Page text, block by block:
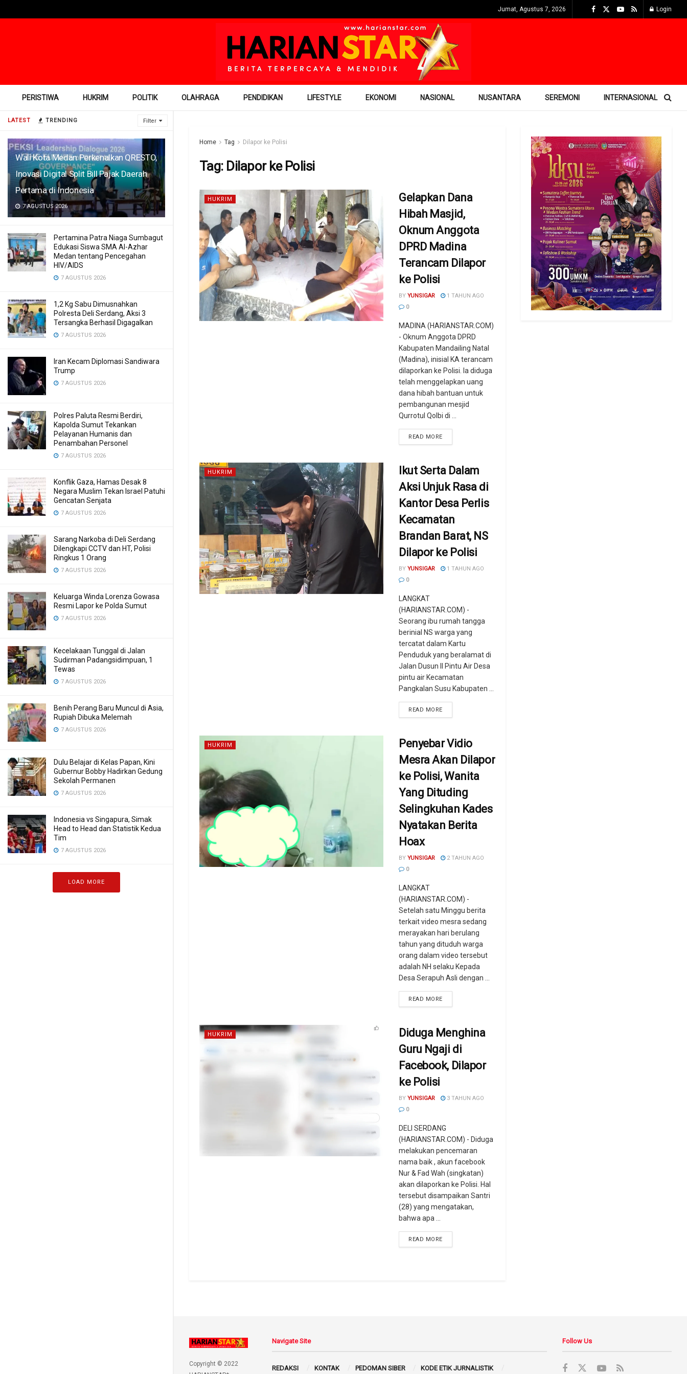
LATEST TRENDING Filter
Wali Kota Medan Perkenalkan QRESTO,
Inovasi Digital Split Bill Pajak Daerah
Pertama di Indonesia
7 AGUSTUS 2026
Pertamina Patra Niaga Sumbagut
Edukasi Siswa SMA Al-Azhar
Medan tentang Pencegahan
HIV/AIDS
7 AGUSTUS 2026
1,2 Kg Sabu Dimusnahkan
Polresta Deli Serdang, Aksi 3
Tersangka Berhasil Digagalkan
7 AGUSTUS 2026
Iran Kecam Diplomasi Sandiwara
Trump
7 AGUSTUS 2026
Polres Paluta Resmi Berdiri,
Kapolda Sumut Tekankan
Pelayanan Humanis dan
Penambahan Personel
7 AGUSTUS 2026
Konflik Gaza, Hamas Desak 8
Negara Muslim Tekan Israel Patuhi
Gencatan Senjata
7 AGUSTUS 2026
Sarang Narkoba di Deli Serdang
Dilengkapi CCTV dan HT, Polisi
Ringkus 1 Orang
7 AGUSTUS 2026
Keluarga Winda Lorenza Gowasa
Resmi Lapor ke Polda Sumut
7 AGUSTUS 2026
Kecelakaan Tunggal di Jalan
Sudirman Padangsidimpuan, 1
Tewas
7 AGUSTUS 2026
Benih Perang Baru Muncul di Asia,
Rupiah Dibuka Melemah
7 AGUSTUS 2026
Dulu Belajar di Kelas Papan, Kini
Gubernur Bobby Hadirkan Gedung
Sekolah Permanen
7 AGUSTUS 2026
Indonesia vs Singapura, Simak
Head to Head dan Statistik Kedua
Tim
7 AGUSTUS 2026
LOAD MORE
Jumat, Agustus 7, 2026 Login
PERISTIWA HUKRIM POLITIK OLAHRAGA PENDIDIKAN LIFESTYLE EKONOMI NASIONAL NUSANTARA SEREMONI INTERNASIONAL
Home Tag Dilapor ke Polisi
Tag: Dilapor ke Polisi
HUKRIM
Gelapkan Dana
Hibah Masjid,
Oknum Anggota
DPRD Madina
Terancam Dilapor
ke Polisi
BY YUNSIGAR
1 TAHUN AGO
0
MADINA (HARIANSTAR.COM)
- Oknum Anggota DPRD
Kabupaten Mandailing Natal
(Madina), inisial KA terancam
dilaporkan ke Polisi. Ia diduga
telah menggelapkan uang
dana hibah bantuan untuk
pembangunan mesjid
Qurrotul Qolbi di ...
READ MORE
HUKRIM
Ikut Serta Dalam
Aksi Unjuk Rasa di
Kantor Desa Perlis
Kecamatan
Brandan Barat, NS
Dilapor ke Polisi
BY YUNSIGAR
1 TAHUN AGO
0
LANGKAT
(HARIANSTAR.COM) -
Seorang ibu rumah tangga
berinial NS warga yang
tercatat dalam Kartu
Penduduk yang beralamat di
Jalan Dusun II Pintu Air Desa
pintu air Kecamatan
Pangkalan Susu Kabupaten ...
READ MORE
HUKRIM
Penyebar Vidio
Mesra Akan Dilapor
ke Polisi, Wanita
Yang Dituding
Selingkuhan Kades
Nyatakan Berita
Hoax
BY YUNSIGAR
2 TAHUN AGO
0
LANGKAT
(HARIANSTAR.COM) -
Setelah satu Minggu berita
terkait video mesra sedang
merayakan hari berulang
tahun yang dituduh warga
orang dalam video tersebut
adalah NH selaku Kepada
Desa Serapuh Asli dengan ...
READ MORE
HUKRIM
Diduga Menghina
Guru Ngaji di
Facebook, Dilapor
ke Polisi
BY YUNSIGAR
3 TAHUN AGO
0
DELI SERDANG
(HARIANSTAR.COM) - Diduga
melakukan pencemaran
nama baik , akun facebook
Nur & Fad Wah (singkatan)
akan dilaporkan ke Polisi. Hal
tersebut disampaikan Santri
(28) yang mengatakan,
bahwa apa ...
READ MORE
Copyright © 2022
Navigate Site
REDAKSI KONTAK PEDOMAN SIBER KODE ETIK JURNALISTIK
Follow Us